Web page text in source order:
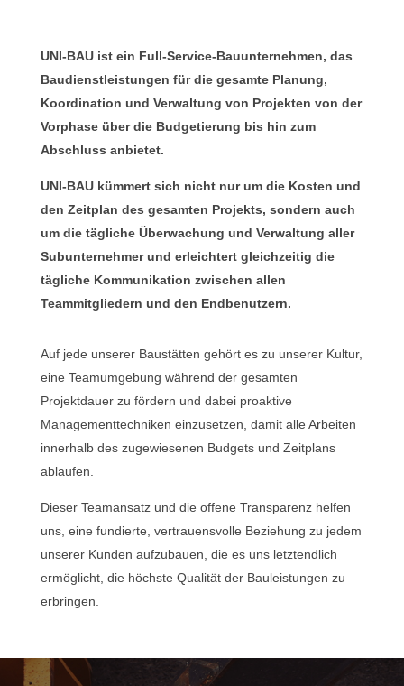
UNI-BAU ist ein Full-Service-Bauunternehmen, das
Baudienstleistungen für die gesamte Planung,
Koordination und Verwaltung von Projekten von der
Vorphase über die Budgetierung bis hin zum
Abschluss anbietet.
UNI-BAU kümmert sich nicht nur um die Kosten und
den Zeitplan des gesamten Projekts, sondern auch
um die tägliche Überwachung und Verwaltung aller
Subunternehmer und erleichtert gleichzeitig die
tägliche Kommunikation zwischen allen
Teammitgliedern und den Endbenutzern.
Auf jede unserer Baustätten gehört es zu unserer Kultur,
eine Teamumgebung während der gesamten
Projektdauer zu fördern und dabei proaktive
Managementtechniken einzusetzen, damit alle Arbeiten
innerhalb des zugewiesenen Budgets und Zeitplans
ablaufen.
Dieser Teamansatz und die offene Transparenz helfen
uns, eine fundierte, vertrauensvolle Beziehung zu jedem
unserer Kunden aufzubauen, die es uns letztendlich
ermöglicht, die höchste Qualität der Bauleistungen zu
erbringen.